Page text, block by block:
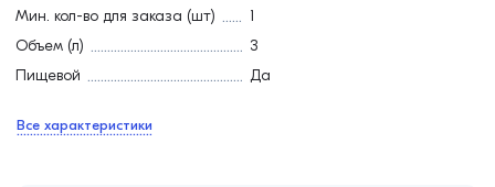
Мин. кол-во для заказа (шт)
1
Объем (л)
3
Пищевой
Да
Все характеристики